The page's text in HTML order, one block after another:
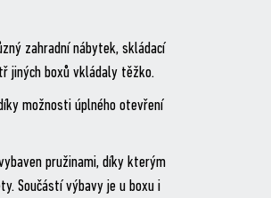
zahradní nábytek, skládací
jiných boxů vkládaly těžko.
možnosti úplného otevření
pružinami, díky kterým
Součástí výbavy je u boxu i